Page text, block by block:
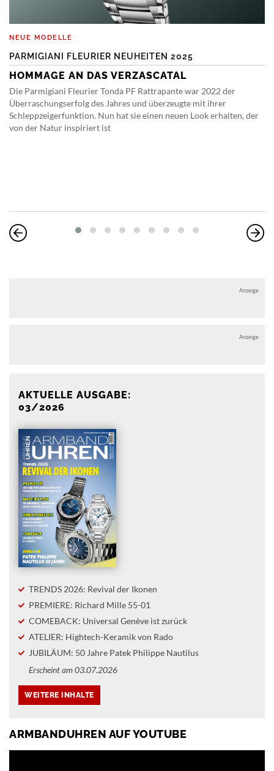
NEUE MODELLE
PARMIGIANI FLEURIER NEUHEITEN 2025
HOMMAGE AN DAS VERZASCATAL
Die Parmigiani Fleurier Tonda PF Rattrapante war 2022 der
Überraschungserfolg des Jahres und überzeugte mit ihrer
Schleppzeigerfunktion. Nun hat sie einen neuen Look erhalten, der
von der Natur inspiriert ist
Anzeige
Anzeige
AKTUELLE AUSGABE:
03/2026
TRENDS 2026: Revival der Ikonen
PREMIERE: Richard Mille 55-01
COMEBACK: Universal Genève ist zurück
ATELIER: Hightech-Keramik von Rado
JUBILÄUM: 50 Jahre Patek Philippe Nautilus
Erscheint am 03.07.2026
ARMBANDUHREN AUF YOUTUBE